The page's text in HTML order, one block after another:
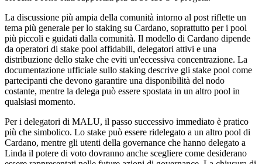
La discussione più ampia della comunità intorno al post riflette un
tema più generale per lo staking su Cardano, soprattutto per i pool
più piccoli e guidati dalla comunità. Il modello di Cardano dipende
da operatori di stake pool affidabili, delegatori attivi e una
distribuzione dello stake che eviti un'eccessiva concentrazione. La
documentazione ufficiale sullo staking descrive gli stake pool come
partecipanti che devono garantire una disponibilità del nodo
costante, mentre la delega può essere spostata in un altro pool in
qualsiasi momento.
Per i delegatori di MALU, il passo successivo immediato è pratico
più che simbolico. Lo stake può essere ridelegato a un altro pool di
Cardano, mentre gli utenti della governance che hanno delegato a
Linda il potere di voto dovranno anche scegliere come desiderano